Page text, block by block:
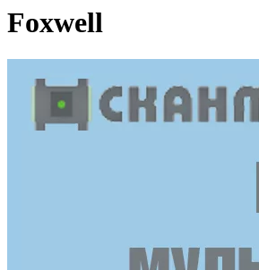
Foxwell